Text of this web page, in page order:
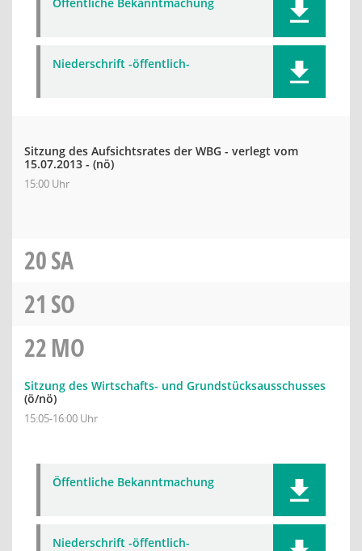
Niederschrift -öffentlich-
Sitzung des Aufsichtsrates der WBG - verlegt vom
15.07.2013 - (nö)
15:00 Uhr
20SA
21 SO
22MO
Sitzung des Wirtschafts- und Grundstücksausschusses
(ö/nö)
15:05-16:00 Uhr
Öffentliche Bekanntmachung
Niederschrift -öffentlich-